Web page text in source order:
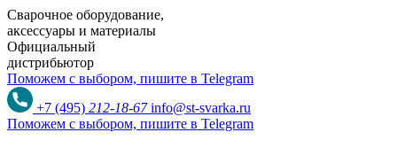
Сварочное оборудование,
аксессуары и материалы
Официальный
дистрибьютор
Поможем с выбором, пишите в Telegram
+7 (495) 212-18-67 info@st-svarka.ru
Поможем с выбором, пишите в Telegram